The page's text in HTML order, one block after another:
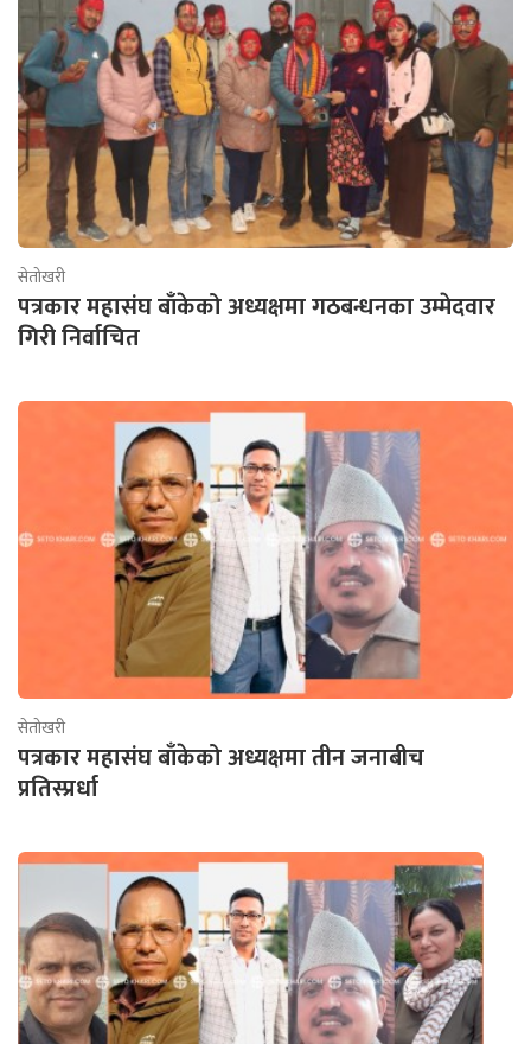
सेतोखरी
पत्रकार महासंघ बाँकेको अध्यक्षमा गठबन्धनका उम्मेदवार
गिरी निर्वाचित
सेतोखरी
पत्रकार महासंघ बाँकेको अध्यक्षमा तीन जनाबीच
प्रतिस्प्रर्धा